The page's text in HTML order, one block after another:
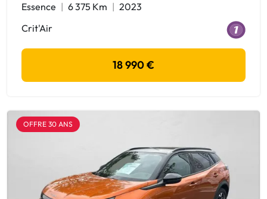
Essence 6 375 Km
2023
Crit'Air
18 990 €
OFFRE 30 ANS